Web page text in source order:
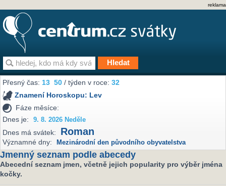
reklama
Přesný čas:13 50 / týden v roce:32
Znamení Horoskopu: Lev
Fáze měsíce:
Dnes je:
9. 8. 2026 Neděle
Dnes má svátek: Roman
Významné dny: Mezinárodní den původního obyvatelstva
Jmenný seznam podle abecedy
Abecední seznam jmen, včetně jejich popularity pro výběr jména
kočky.